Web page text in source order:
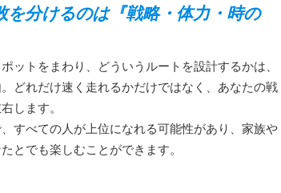
分けるのは『戦略・体力・時の
ットをまわり、どういうルートを設計するかは、
どれだけ速く走れるかだけではなく、あなたの戦
します。
すべての人が上位になれる可能性があり、家族や
とでも楽しむことができます。